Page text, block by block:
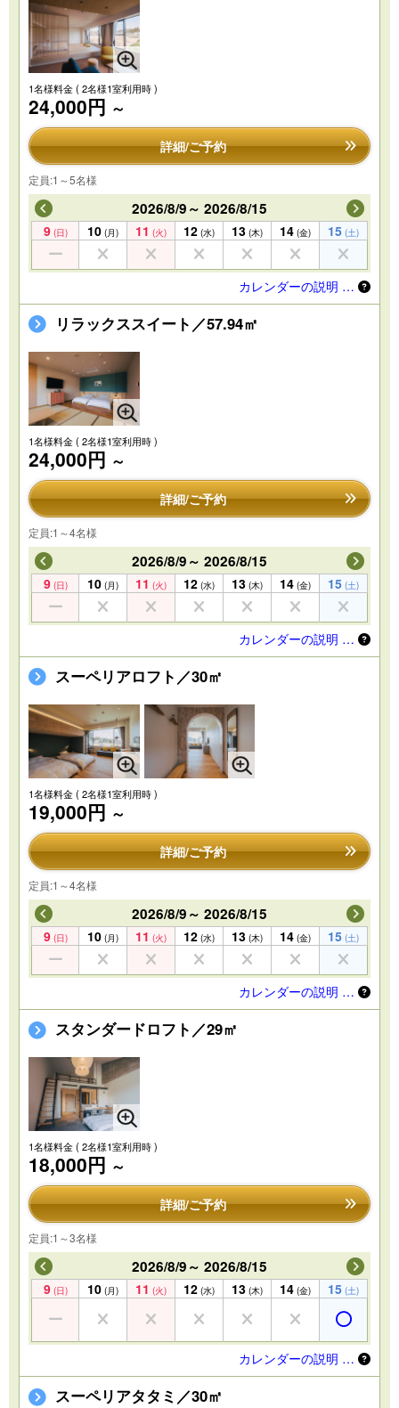
1名様料金( 2名様1室利用時 )
24,000円 ～
詳細/ご予約
定員:1～5名様
2026/8/9～ 2026/8/15
9 (日) 10 (月) 11 (火) 12 (水) 13 (木) 14 (金) 15 (土)
カレンダーの説明 …
リラックススイート／57.94㎡
1名様料金( 2名様1室利用時 )
24,000円 ～
詳細/ご予約
定員:1～4名様
2026/8/9～ 2026/8/15
9 (日) 10 (月) 11 (火) 12 (水) 13 (木) 14 (金) 15 (土)
カレンダーの説明 …
スーペリアロフト／30㎡
1名様料金( 2名様1室利用時 )
19,000円 ～
詳細/ご予約
定員:1～4名様
2026/8/9～ 2026/8/15
9 (日) 10 (月) 11 (火) 12 (水) 13 (木) 14 (金) 15 (土)
カレンダーの説明 …
スタンダードロフト／29㎡
1名様料金( 2名様1室利用時 )
18,000円 ～
詳細/ご予約
定員:1～3名様
2026/8/9～ 2026/8/15
9 (日) 10 (月) 11 (火) 12 (水) 13 (木) 14 (金) 15 (土)
カレンダーの説明 …
スーペリアタタミ／30㎡